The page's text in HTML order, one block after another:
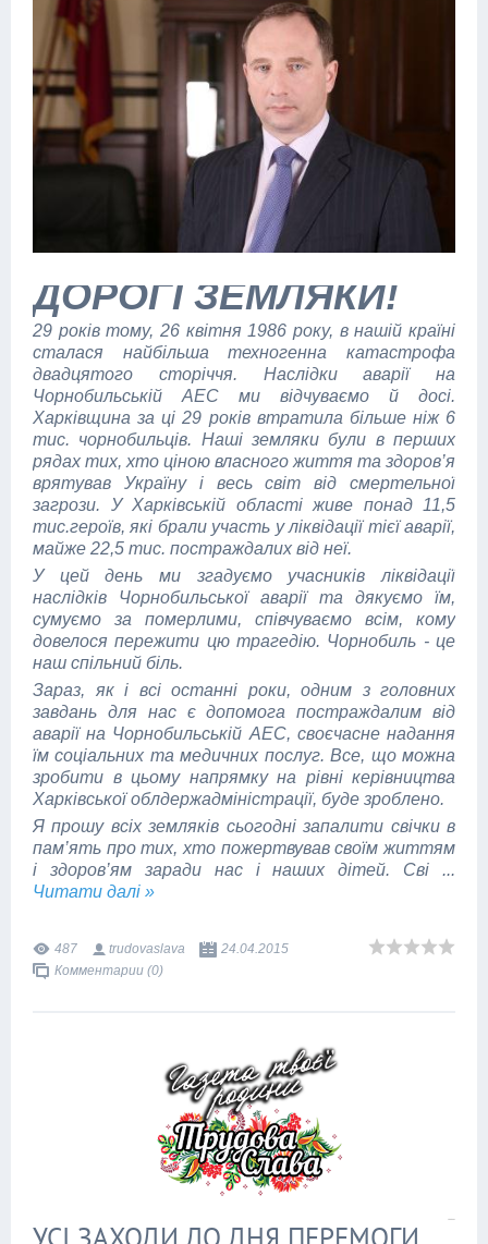
ДОРОГІ ЗЕМЛЯКИ!
29 років тому, 26 квітня 1986 року, в нашій країні
сталася найбільша техногенна катастрофа
двадцятого сторіччя. Наслідки аварії на
Чорнобильській АЕС ми відчуваємо й досі.
Харківщина за ці 29 років втратила більше ніж 6
тис. чорнобильців. Наші земляки були в перших
рядах тих, хто ціною власного життя та здоров’я
врятував Україну і весь світ від смертельної
загрози. У Харківській області живе понад 11,5
тис.героїв, які брали участь у ліквідації тієї аварії,
майже 22,5 тис. постраждалих від неї.
У цей день ми згадуємо учасників ліквідації
наслідків Чорнобильської аварії та дякуємо їм,
сумуємо за померлими, співчуваємо всім, кому
довелося пережити цю трагедію. Чорнобиль - це
наш спільний біль.
Зараз, як і всі останні роки, одним з головних
завдань для нас є допомога постраждалим від
аварії на Чорнобильській АЕС, своєчасне надання
їм соціальних та медичних послуг. Все, що можна
зробити в цьому напрямку на рівні керівництва
Харківської облдержадміністрації, буде зроблено.
Я прошу всіх земляків сьогодні запалити свічки в
пам’ять про тих, хто пожертвував своїм життям
і здоров’ям заради нас і наших дітей. Сві ...
Читати далі »
487 trudovaslava
24.04.2015
Комментарии (0)